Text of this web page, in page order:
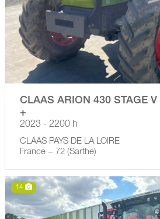
CLAAS ARION 430 STAGE V
+
2023 - 2200 h
CLAAS PAYS DE LA LOIRE
France − 72 (Sarthe)
14